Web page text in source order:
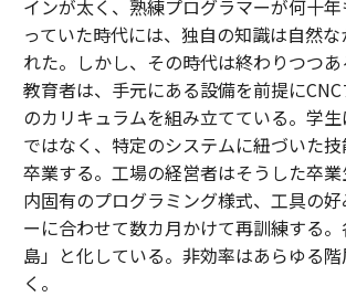
インが太く、熟練プログラマーが何十
っていた時代には、独自の知識は自然
れた。しかし、その時代は終わりつつ
教育者は、手元にある設備を前提に
のカリキュラムを組み立てている。学
ではなく、特定のシステムに紐づいた
卒業する。工場の経営者はそうした卒
内固有のプログラミング様式、工具の
ーに合わせて数カ月かけて再訓練する
島」と化している。非効率はあらゆる
く。